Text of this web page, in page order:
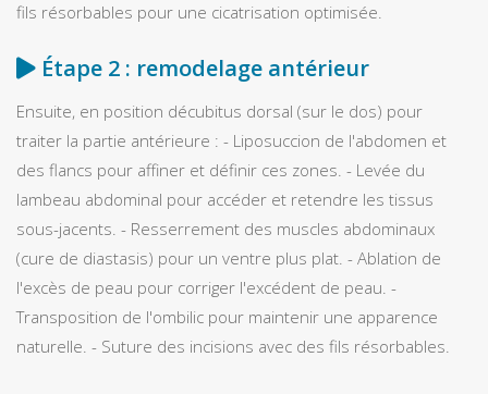
fils résorbables pour une cicatrisation optimisée.
Étape 2 : remodelage antérieur
Ensuite, en position décubitus dorsal (sur le dos) pour
traiter la partie antérieure : - Liposuccion de l'abdomen et
des flancs pour affiner et définir ces zones. - Levée du
lambeau abdominal pour accéder et retendre les tissus
sous-jacents. - Resserrement des muscles abdominaux
(cure de diastasis) pour un ventre plus plat. - Ablation de
l'excès de peau pour corriger l'excédent de peau. -
Transposition de l'ombilic pour maintenir une apparence
naturelle. - Suture des incisions avec des fils résorbables.